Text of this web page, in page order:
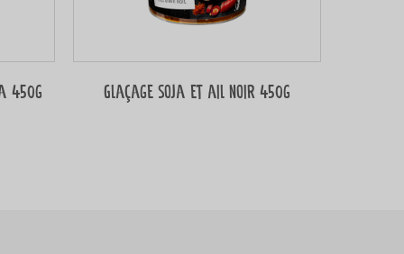
450g Glaçage soja et ail noir 450g